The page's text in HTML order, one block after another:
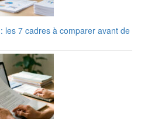
les 7 cadres à comparer avant de